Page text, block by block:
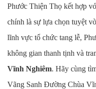
Phước Thiện Thọ kết hợp
chính là sự lựa chọn tuyệt
lĩnh vực tổ chức tang lễ,
không gian thanh tịnh và
Vĩnh Nghiêm. Hãy cùng
Vãng Sanh Đường Chùa